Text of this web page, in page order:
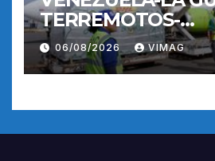
TERREMOTOS-
OPERACIONES
06/08/2026 VIMAG